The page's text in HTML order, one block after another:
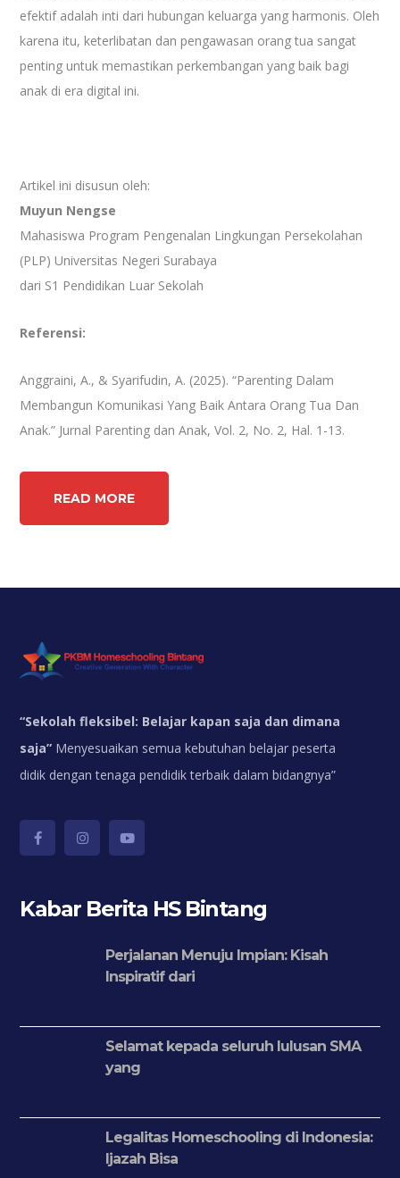
efektif adalah inti dari hubungan keluarga yang harmonis. Oleh
karena itu, keterlibatan dan pengawasan orang tua sangat
penting untuk memastikan perkembangan yang baik bagi
anak di era digital ini.
Artikel ini disusun oleh:
Muyun Nengse
Mahasiswa Program Pengenalan Lingkungan Persekolahan
(PLP) Universitas Negeri Surabaya
dari S1 Pendidikan Luar Sekolah
Referensi:
Anggraini, A., & Syarifudin, A. (2025). “Parenting Dalam
Membangun Komunikasi Yang Baik Antara Orang Tua Dan
Anak.” Jurnal Parenting dan Anak, Vol. 2, No. 2, Hal. 1-13.
READ MORE
“Sekolah fleksibel: Belajar kapan saja dan dimana
saja” Menyesuaikan semua kebutuhan belajar peserta
didik dengan tenaga pendidik terbaik dalam bidangnya”
Kabar Berita HS Bintang
Perjalanan Menuju Impian: Kisah
Inspiratif dari
Selamat kepada seluruh lulusan SMA
yang
Legalitas Homeschooling di Indonesia:
Ijazah Bisa